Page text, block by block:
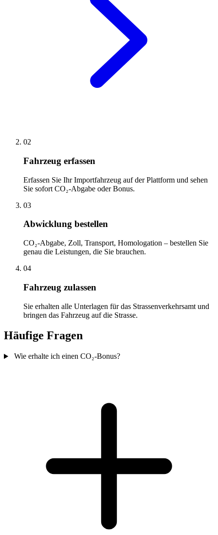
02
Fahrzeug erfassen
Erfassen Sie Ihr Importfahrzeug auf der Plattform und sehen
Sie sofort CO₂-Abgabe oder Bonus.
03
Abwicklung bestellen
CO₂-Abgabe, Zoll, Transport, Homologation – bestellen Sie
genau die Leistungen, die Sie brauchen.
04
Fahrzeug zulassen
Sie erhalten alle Unterlagen für das Strassenverkehrsamt und
bringen das Fahrzeug auf die Strasse.
Häufige Fragen
Wie erhalte ich einen CO₂-Bonus?